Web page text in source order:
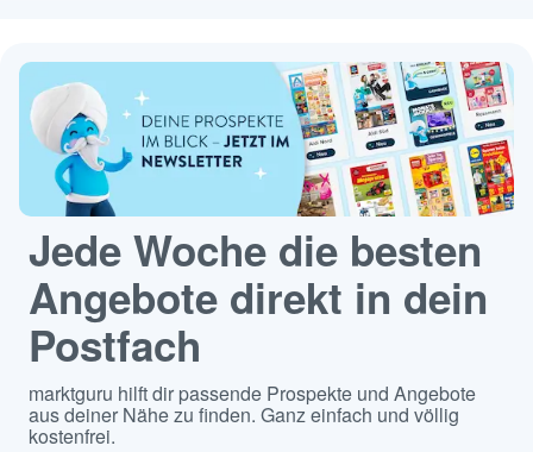
Jede Woche die besten
Angebote direkt in dein
Postfach
marktguru hilft dir passende Prospekte und Angebote
aus deiner Nähe zu finden. Ganz einfach und völlig
kostenfrei.